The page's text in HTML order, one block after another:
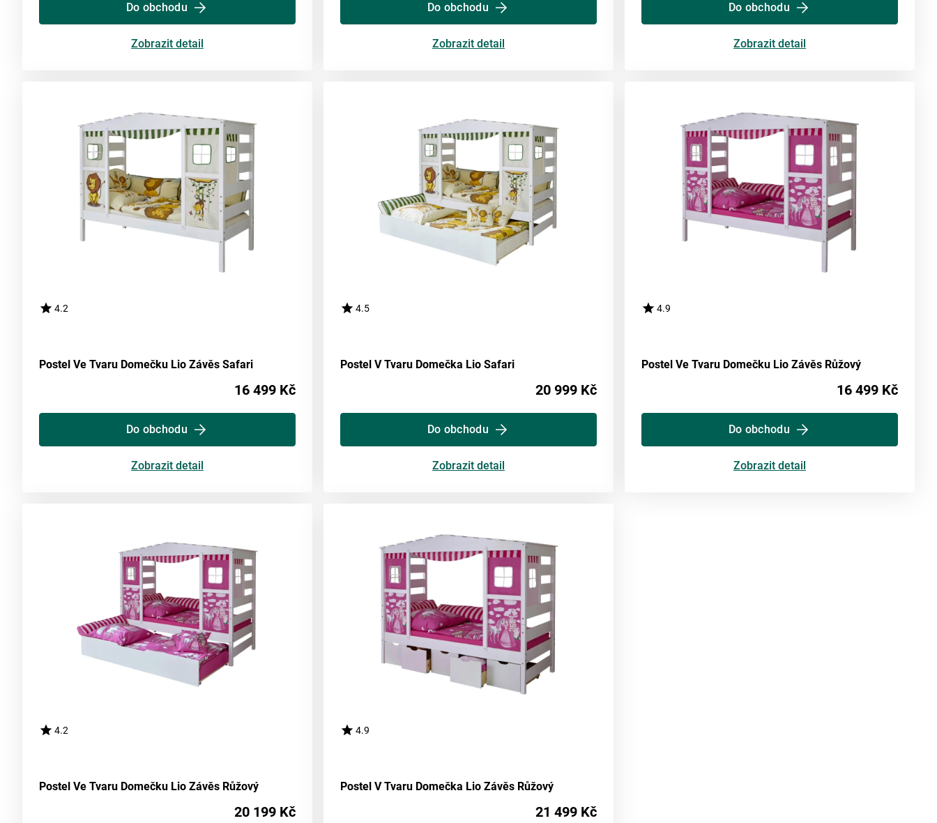
Do obchodu
Zobrazit detail
Do obchodu
Zobrazit detail
Do obchodu
Zobrazit detail
4.2
Postel Ve Tvaru Domečku Lio Závěs Safari
16 499 Kč
Do obchodu
Zobrazit detail
4.5
Postel V Tvaru Domečka Lio Safari
20 999 Kč
Do obchodu
Zobrazit detail
4.9
Postel Ve Tvaru Domečku Lio Závěs Růžový
16 499 Kč
Do obchodu
Zobrazit detail
4.2
Postel Ve Tvaru Domečku Lio Závěs Růžový
20 199 Kč
4.9
Postel V Tvaru Domečka Lio Závěs Růžový
21 499 Kč